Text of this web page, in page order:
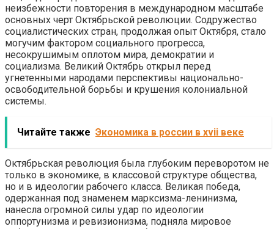
неизбежности повторения в международном масштабе
основных черт Октябрьской революции. Содружество
социалистических стран, продолжая опыт Октября, стало
могучим фактором социального прогресса,
несокрушимым оплотом мира, демократии и
социализма. Великий Октябрь открыл перед
угнетенными народами перспективы национально-
освободительной борьбы и крушения колониальной
системы.
Читайте также Экономика в россии в xvii веке
Октябрьская революция была глубоким переворотом не
только в экономике, в классовой структуре общества,
но и в идеологии рабочего класса. Великая победа,
одержанная под знаменем марксизма-ленинизма,
нанесла огромной силы удар по идеологии
оппортунизма и ревизионизма, подняла мировое